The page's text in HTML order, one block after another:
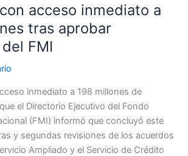
acceso inmediato a
tras aprobar
FMI
inmediato a 198 millones de
el Directorio Ejecutivo del Fondo
(FMI) informó que concluyó este
y segundas revisiones de los acuerdos
Ampliado y el Servicio de Crédito